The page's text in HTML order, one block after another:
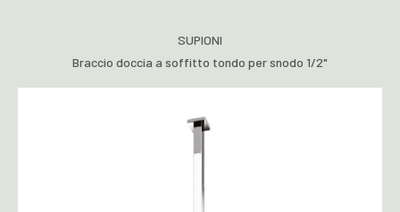
SUPIONI
Braccio doccia a soffitto tondo per snodo 1/2"